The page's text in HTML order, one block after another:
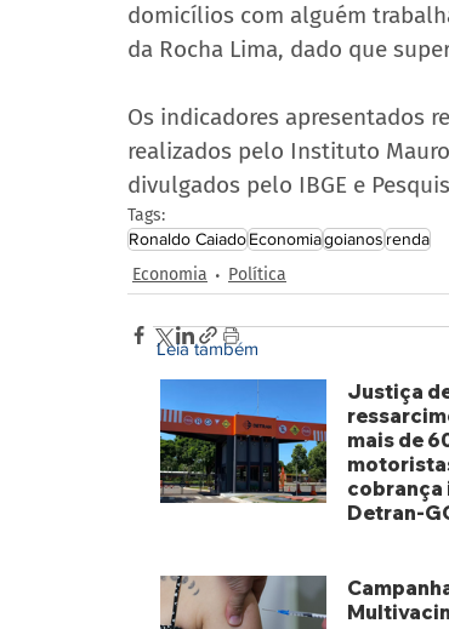
domicílios com alguém
da Rocha Lima, dado que
Os indicadores apresentados
realizados pelo Instituto
divulgados pelo IBGE e
Tags:
Ronaldo CaiadoEconomiagoianos renda
Economia Política
Leia também
Justiça
mais de
cobrança
Detran-